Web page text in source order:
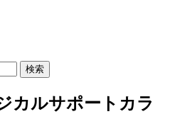
カルサポートカラ